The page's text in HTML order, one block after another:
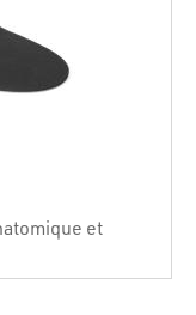
et